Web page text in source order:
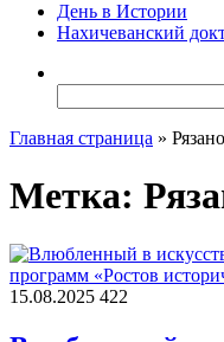
День в Истории
Нахичеванский
Главная страница »
Метка:
15.08.2025 422